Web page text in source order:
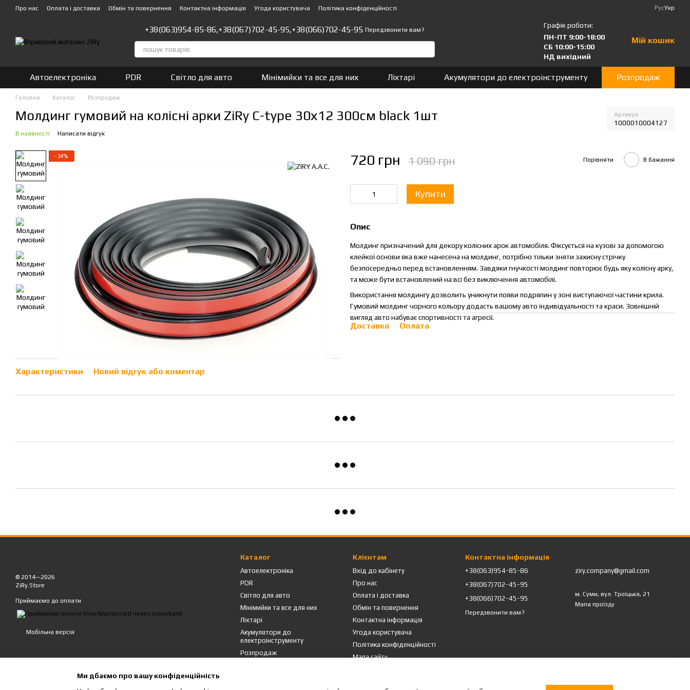
Перейти до основного контенту
Про нас Оплата і доставка Обмін та повернення Контактна інформація Угода користувача Політика конфіденційності РусУкр
+38(063)954-85-86,+38(067)702-45-95,+38(066)702-45-95 Передзвонити вам?
Графік роботи:
ПН-ПТ 9:00-18:00
СБ 10:00-15:00
НД вихідний
Мій кошик
Автоелектроніка PDR Світло для авто Мінімийки та все для них Ліхтарі Акумулятори до електроінструменту Розпродаж
Головна Каталог Розпродаж
Молдинг гумовий на колісні арки ZiRy C-type 30х12 300см black 1шт Артикул
1000010004127
В наявності Написати відгук
−34%
Характеристики Новий відгук або коментар
720 грн 1 090 грн Порівняти В бажання
Купити
Опис
Молдинг призначений для декору колісних арок автомобіля. Фіксується на кузові за допомогою
клейкої основи яка вже нанесена на молдинг, потрібно тільки зняти захисну стрічку
безпосередньо перед встановленням. Завдяки гнучкості молдинг повторює будь яку колісну арку,
та може бути встановлений на всі без виключення автомобілі.
Використання молдингу дозволить уникнути появи подряпин у зоні виступаючої частини крила.
Гумовий молдинг чорного кольору додасть вашому авто індивідуальності та краси. Зовнішній
вигляд авто набуває спортивності та агресії.
Доставка Оплата
© 2014—2026
ZiRy.Store
Приймаємо до оплати
Мобільна версія
Каталог
Автоелектроніка
PDR
Світло для авто
Мінімийки та все для них
Ліхтарі
Акумулятори до
електроінструменту
Розпродаж
Клієнтам
Вхід до кабінету
Про нас
Оплата і доставка
Обмін та повернення
Контактна інформація
Угода користувача
Політика конфіденційності
Мапа сайту
Контактна інформація
+38(063)954-85-86
+38(067)702-45-95
+38(066)702-45-95
Передзвонити вам?
ziry.company@gmail.com
м. Суми, вул. Троїцька, 21
Мапа проїзду
Ми дбаємо про вашу конфіденційність